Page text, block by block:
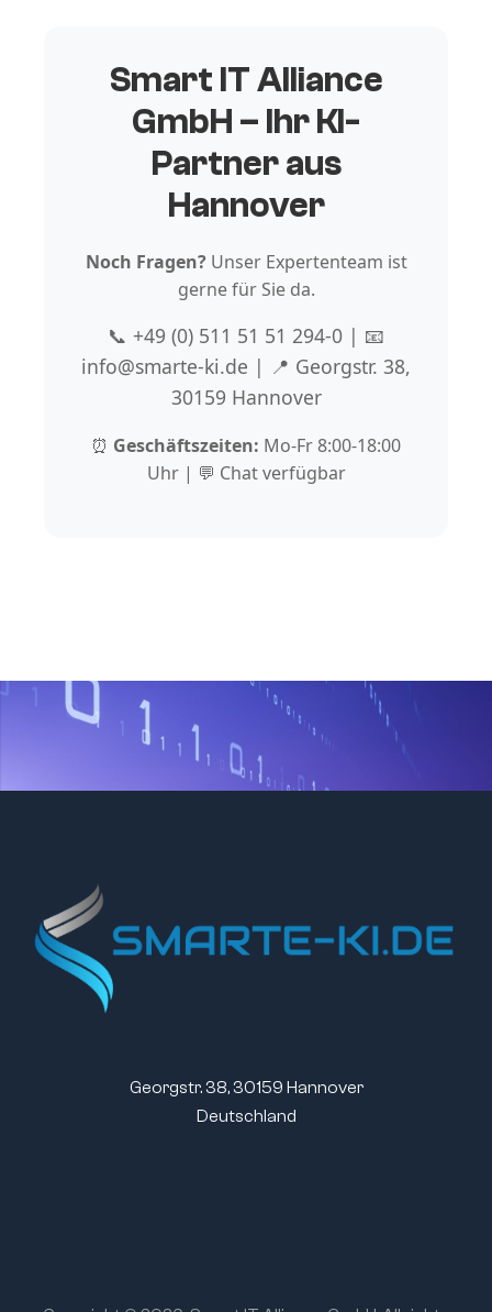
Smart IT Alliance
GmbH – Ihr KI-
Partner aus
Hannover
Noch Fragen?Unser Expertenteam ist
gerne für Sie da.
📞 +49 (0) 511 51 51 294-0 | 📧
info@smarte-ki.de | 📍 Georgstr. 38,
30159 Hannover
⏰ Geschäftszeiten: Mo-Fr 8:00-18:00
Uhr | 💬 Chat verfügbar
Georgstr. 38, 30159 Hannover
Deutschland